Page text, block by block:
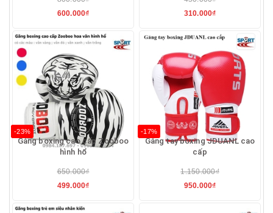
600.000₫
310.000₫
-23%
Găng boxing cao cấp Zooboo
hình hổ
650.000₫
499.000₫
-17%
Găng tay boxing JDUANL cao
cấp
1.150.000₫
950.000₫